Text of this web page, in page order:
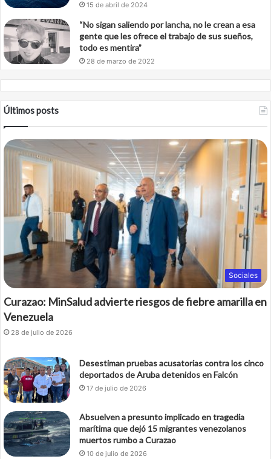
15 de abril de 2024
“No sigan saliendo por lancha, no le crean a esa
gente que les ofrece el trabajo de sus sueños,
todo es mentira”
28 de marzo de 2022
Últimos posts
Sociales
Curazao: MinSalud advierte riesgos de fiebre amarilla en
Venezuela
28 de julio de 2026
Desestiman pruebas acusatorias contra los cinco
deportados de Aruba detenidos en Falcón
17 de julio de 2026
Absuelven a presunto implicado en tragedia
marítima que dejó 15 migrantes venezolanos
muertos rumbo a Curazao
10 de julio de 2026